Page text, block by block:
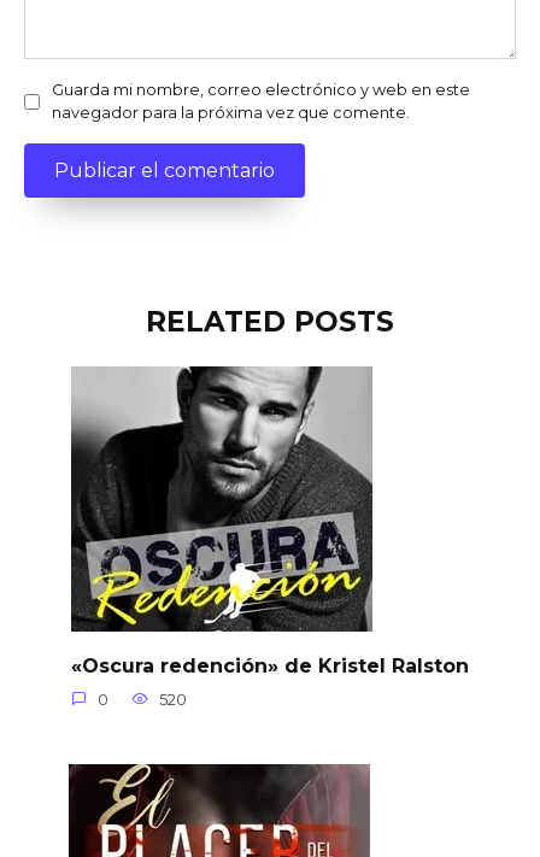
Guarda mi nombre, correo electrónico y web en este
navegador para la próxima vez que comente.
RELATED POSTS
«Oscura redención» de Kristel Ralston
0 520